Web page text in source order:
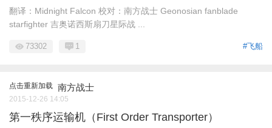
翻译：Midnight Falcon 校对：南方战士 Geonosian fanblade
starfighter 吉奥诺西斯扇刀星际战 ...
#飞船
73302 1
点击重新加载 南方战士
2015-12-26 14:05
第一秩序运输机（First Order Transporter）